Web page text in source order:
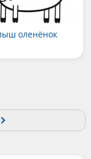
оленёнок